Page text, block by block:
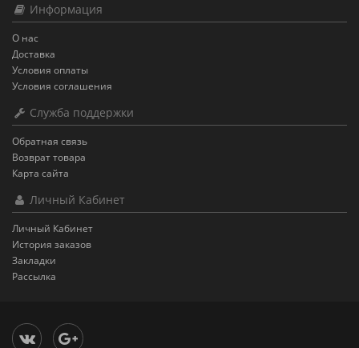
Информация
О нас
Доставка
Условия оплаты
Условия соглашения
Служба поддержки
Обратная связь
Возврат товара
Карта сайта
Личный Кабинет
Личный Кабинет
История заказов
Закладки
Рассылка